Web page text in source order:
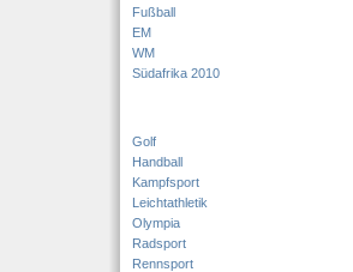
Fußball
EM
WM
Südafrika 2010
Golf
Handball
Kampfsport
Leichtathletik
Olympia
Radsport
Rennsport